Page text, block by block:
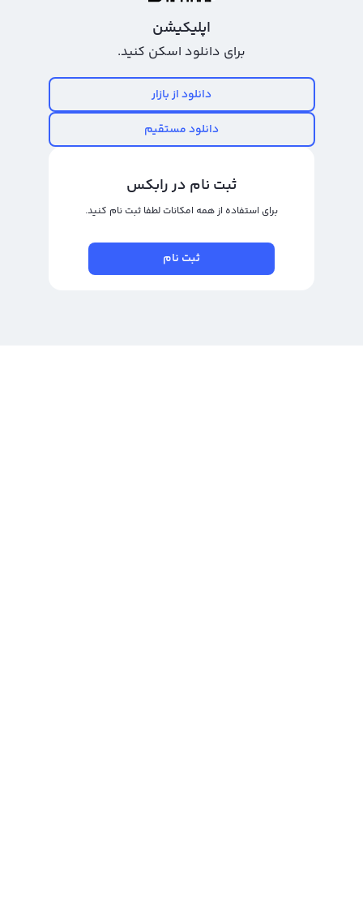
اپلیکیشن
برای دانلود اسکن کنید.
دانلود از بازار
دانلود مستقیم
ثبت نام در رابکس
برای استفاده از همه امکانات لطفا ثبت نام کنید.
ثبت نام